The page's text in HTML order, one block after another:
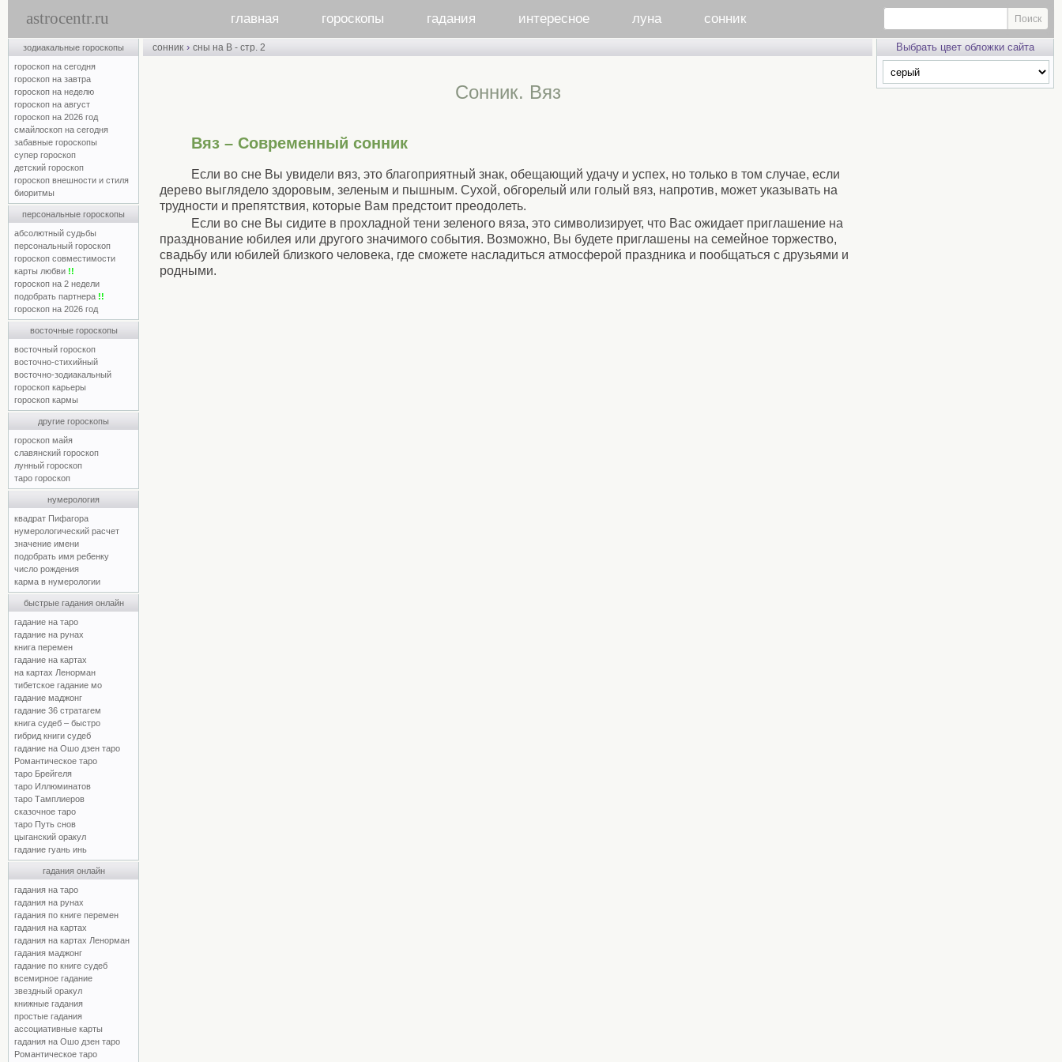
astrocentr.ru главная гороскопы гадания интересное луна сонник
зодиакальные гороскопы
гороскоп на сегодня
гороскоп на завтра
гороскоп на неделю
гороскоп на август
гороскоп на 2026 год
смайлоскоп на сегодня
забавные гороскопы
супер гороскоп
детский гороскоп
гороскоп внешности и стиля
биоритмы
персональные гороскопы
абсолютный судьбы
персональный гороскоп
гороскоп совместимости
карты любви !!
гороскоп на 2 недели
подобрать партнера !!
гороскоп на 2026 год
восточные гороскопы
восточный гороскоп
восточно-стихийный
восточно-зодиакальный
гороскоп карьеры
гороскоп кармы
другие гороскопы
гороскоп майя
славянский гороскоп
лунный гороскоп
таро гороскоп
нумерология
квадрат Пифагора
нумерологический расчет
значение имени
подобрать имя ребенку
число рождения
карма в нумерологии
быстрые гадания онлайн
гадание на таро
гадание на рунах
книга перемен
гадание на картах
на картах Ленорман
тибетское гадание мо
гадание маджонг
гадание 36 стратагем
книга судеб – быстро
гибрид книги судеб
гадание на Ошо дзен таро
Романтическое таро
таро Брейгеля
таро Иллюминатов
таро Тамплиеров
сказочное таро
таро Путь снов
цыганский оракул
гадание гуань инь
гадания онлайн
гадания на таро
гадания на рунах
гадания по книге перемен
гадания на картах
гадания на картах Ленорман
гадания маджонг
гадание по книге судеб
всемирное гадание
звездный оракул
книжные гадания
простые гадания
ассоциативные карты
гадания на Ошо дзен таро
Романтическое таро
сонник › сны на В - стр. 2
Cонник. Вяз
Вяз – Современный сонник
Если во сне Вы увидели вяз, это благоприятный знак, обещающий удачу и успех, но только в том случае, если
дерево выглядело здоровым, зеленым и пышным. Сухой, обгорелый или голый вяз, напротив, может указывать на
трудности и препятствия, которые Вам предстоит преодолеть.
Если во сне Вы сидите в прохладной тени зеленого вяза, это символизирует, что Вас ожидает приглашение на
празднование юбилея или другого значимого события. Возможно, Вы будете приглашены на семейное торжество,
свадьбу или юбилей близкого человека, где сможете насладиться атмосферой праздника и пообщаться с друзьями и
родными.
Выбрать цвет обложки сайта